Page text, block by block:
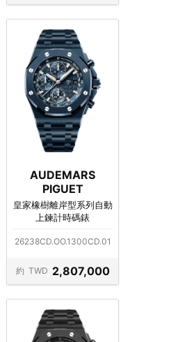
AUDEMARS
PIGUET
皇家橡樹離岸型系列自動
上鍊計時碼錶
26238CD.OO.1300CD.01
約 TWD 2,807,000